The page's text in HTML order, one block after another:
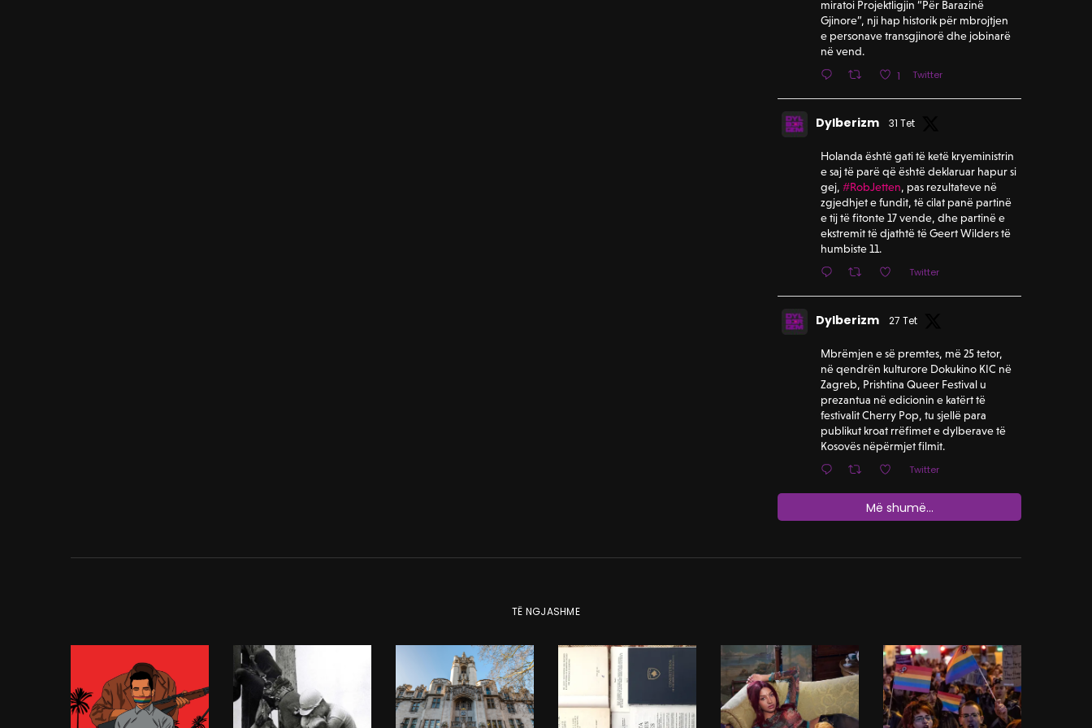
miratoi Projektligjin “Për Barazinë
Gjinore”, nji hap historik për mbrojtjen
e personave transgjinorë dhe jobinarë
në vend.
1 Twitter
Dylberizm 31 Tet
Holanda është gati të ketë kryeministrin
e saj të parë që është deklaruar hapur si
gej,#RobJetten, pas rezultateve në
zgjedhjet e fundit, të cilat panë partinë
e tij të fitonte 17 vende, dhe partinë e
ekstremit të djathtë të Geert Wilders të
humbiste 11.
Twitter
Dylberizm 27 Tet
Mbrëmjen e së premtes, më 25 tetor,
në qendrën kulturore Dokukino KIC në
Zagreb, Prishtina Queer Festival u
prezantua në edicionin e katërt të
festivalit Cherry Pop, tu sjellë para
publikut kroat rrëfimet e dylberave të
Kosovës nëpërmjet filmit.
Twitter
Më shumë...
TË NGJASHME